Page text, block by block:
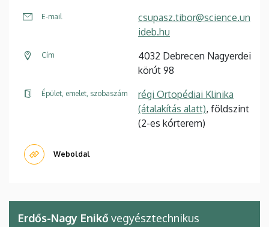
E-mail
csupasz.tibor@science.un
ideb.hu
Cím
4032 Debrecen Nagyerdei
körút 98
Épület, emelet, szobaszám
régi Ortopédiai Klinika
(átalakítás alatt), földszint
(2-es kórterem)
Weboldal
Erdős-Nagy Enikő vegyésztechnikus